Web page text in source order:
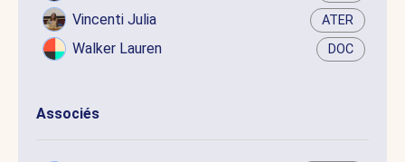
Vincenti Julia ATER
Walker Lauren DOC
Associés